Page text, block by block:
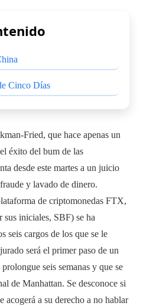
Cinco Días
Fried, que hace apenas un
éxito del bum de las
desde este martes a un juicio
y lavado de dinero.
de criptomonedas FTX,
iniciales, SBF) se ha
seis cargos de los que se le
será el primer paso de un
seis semanas y que se
de Manhattan. Se desconoce si
acogerá a su derecho a no hablar